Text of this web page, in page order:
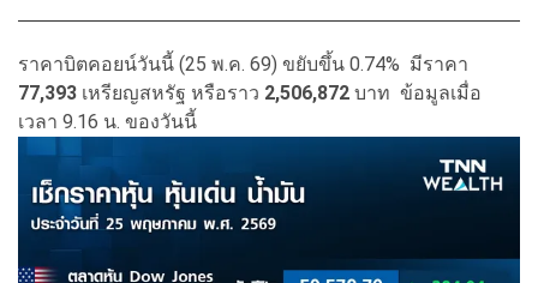
ราคาบิตคอยน์วันนี้ (25 พ.ค. 69) ขยับขึ้น 0.74% มีราคา
77,393 เหรียญสหรัฐ หรือราว 2,506,872 บาท ข้อมูลเมื่อ
เวลา 9.16 น. ของวันนี้